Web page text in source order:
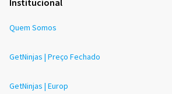
Quem Somos
GetNinjas | Preço Fechado
GetNinjas | Europ